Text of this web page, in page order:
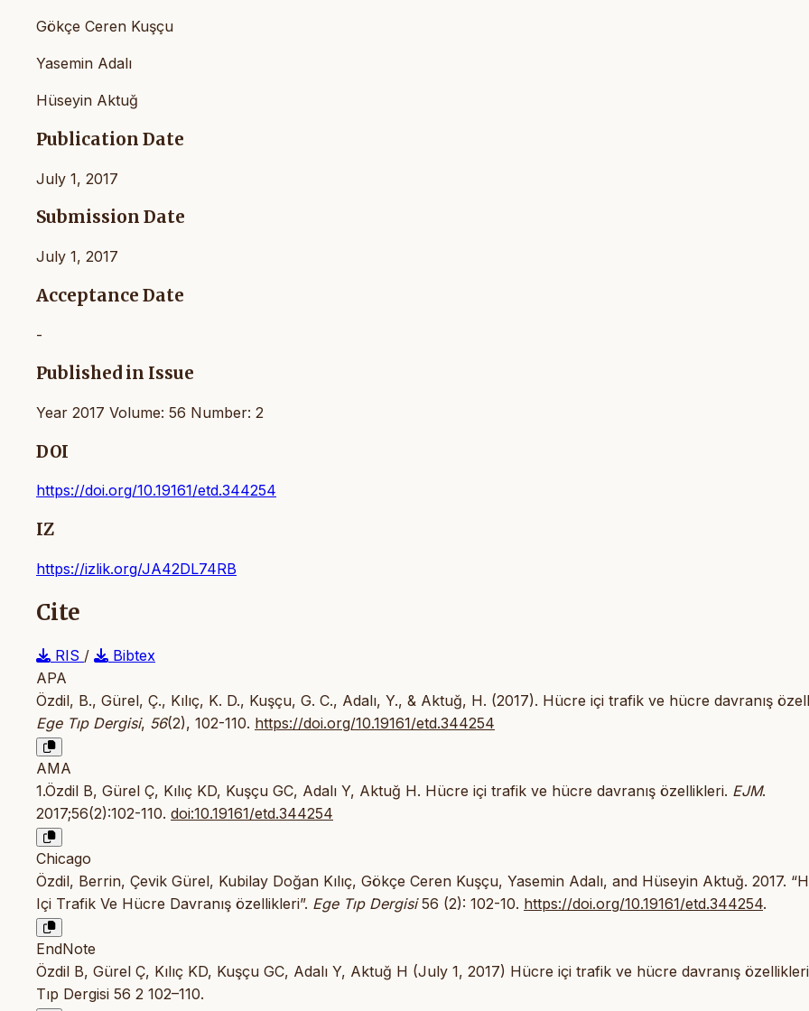
Gökçe Ceren Kuşçu
Yasemin Adalı
Hüseyin Aktuğ
Publication Date
July 1, 2017
Submission Date
July 1, 2017
Acceptance Date
-
Published in Issue
Year 2017 Volume: 56 Number: 2
DOI
https://doi.org/10.19161/etd.344254
IZ
https://izlik.org/JA42DL74RB
Cite
RIS /
Bibtex
APA
Özdil, B., Gürel, Ç., Kılıç, K. D., Kuşçu, G. C., Adalı, Y., & Aktuğ, H. (2017). Hücre içi trafik ve hücre davranış
Ege Tıp Dergisi, 56(2), 102-110. https://doi.org/10.19161/etd.344254
AMA
1.Özdil B, Gürel Ç, Kılıç KD, Kuşçu GC, Adalı Y, Aktuğ H. Hücre içi trafik ve hücre davranış özellikleri. EJM.
2017;56(2):102-110. doi:10.19161/etd.344254
Chicago
Özdil, Berrin, Çevik Gürel, Kubilay Doğan Kılıç, Gökçe Ceren Kuşçu, Yasemin Adalı, and Hüseyin Aktuğ. 2017.
Içi Trafik Ve Hücre Davranış özellikleri”. Ege Tıp Dergisi56 (2): 102-10. https://doi.org/10.19161/etd.344254.
EndNote
Özdil B, Gürel Ç, Kılıç KD, Kuşçu GC, Adalı Y, Aktuğ H (July 1, 2017) Hücre içi trafik ve hücre davranış
Tıp Dergisi 56 2 102–110.